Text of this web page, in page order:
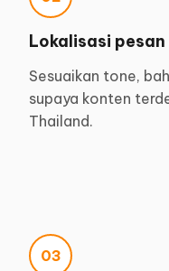
Lokalisasi
Sesuaikan tone,
supaya konten
Thailand.
03